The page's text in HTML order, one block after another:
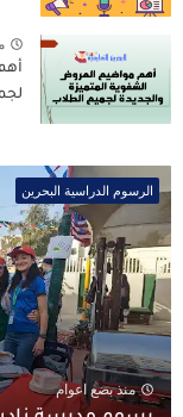
الرسوم الدراسية البحرين
منذ بضع اعوام